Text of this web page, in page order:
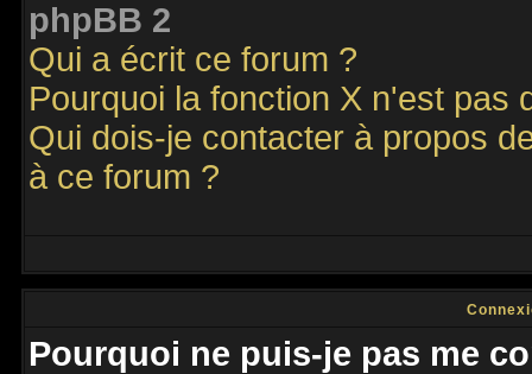
phpBB 2
Qui a écrit ce forum ?
Pourquoi la fonction X n'est pas
Qui dois-je contacter à propos
à ce forum ?
Pourquoi ne puis-je pas me